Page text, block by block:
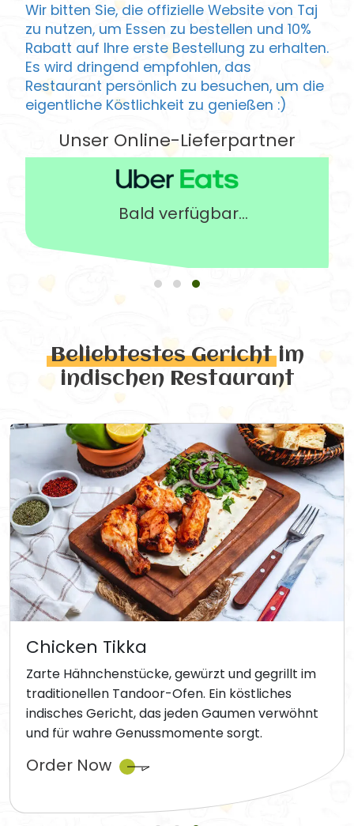
Wir bitten Sie, die offizielle Website von Taj
zu nutzen, um Essen zu bestellen und 10%
Rabatt auf Ihre erste Bestellung zu erhalten.
Es wird dringend empfohlen, das
Restaurant persönlich zu besuchen, um die
eigentliche Köstlichkeit zu genießen :)
Unser Online-Lieferpartner
Bald verfügbar...
Beliebtestes Gerichtim
indischen Restaurant
Chicken Tikka
Zarte Hähnchenstücke, gewürzt und gegrillt im
traditionellen Tandoor-Ofen. Ein köstliches
indisches Gericht, das jeden Gaumen verwöhnt
und für wahre Genussmomente sorgt.
Order Now